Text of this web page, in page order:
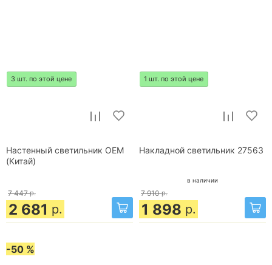
3 шт. по этой цене
Настенный светильник OEM
(Китай)
7 447 р.
2 681 р.
1 шт. по этой цене
Накладной светильник 27563
в наличии
7 910 р.
1 898 р.
-50 %